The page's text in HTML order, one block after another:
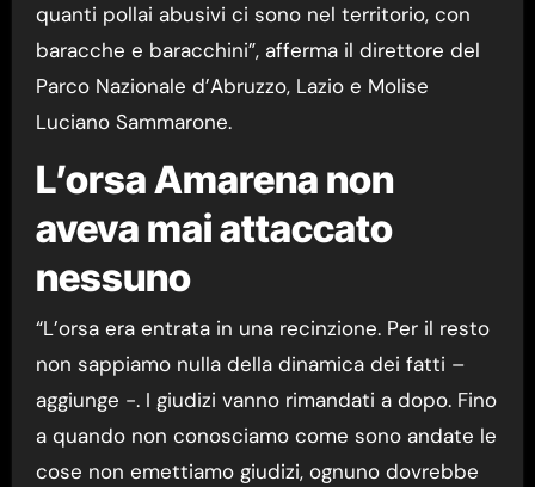
quanti pollai abusivi ci sono nel territorio, con
baracche e baracchini”, afferma il direttore del
Parco Nazionale d’Abruzzo, Lazio e Molise
Luciano Sammarone.
L’orsa Amarena non
aveva mai attaccato
nessuno
“L’orsa era entrata in una recinzione. Per il resto
non sappiamo nulla della dinamica dei fatti –
aggiunge -. I giudizi vanno rimandati a dopo. Fino
a quando non conosciamo come sono andate le
cose non emettiamo giudizi, ognuno dovrebbe